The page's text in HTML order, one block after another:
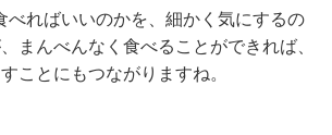
べればいいのかを、細かく気にするの
まんべんなく食べることができれば、
ことにもつながりますね。